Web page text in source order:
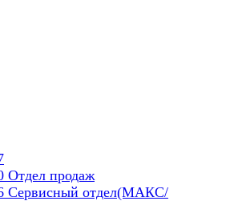
Отдел продаж
Сервисный отдел(МАКС/